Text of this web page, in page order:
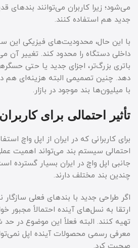
می‌شود؛ زیرا کاربران می‌توانند بندهای
جدید هم استفاده کنند.
با این حال، محدودیت‌های فیزیکی
داخلی دستگاه را محدود کند. تغییر آن
باتری بزرگ‌تر، اجزای جدید یا حتی
دهد. چنین تصمیمی البته هزینه‌ای هم
با میلیون‌ها بند موجود در بازار.
تأثیر احتمالی برای
برای کاربرانی که در ایران از اپل واچ
احتمالی سیستم بند می‌تواند اهمیت
جانبی اپل واچ در ایران بسیار گسترده
چندین بند مختلف دارند.
اگر طراحی جدید با بندهای فعلی سازگار
ارتقا به نسل‌های آینده احتمالاً مجبور
تهیه کنند. البته فعلاً این موضوع در
معرفی رسمی محصولات آینده اپل